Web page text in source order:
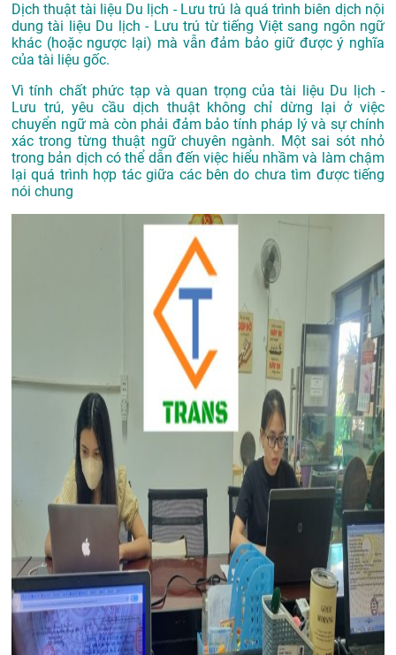
Dịch thuật tài liệu Du lịch - Lưu trú là quá trình biên dịch nội
dung tài liệu Du lịch - Lưu trú từ tiếng Việt sang ngôn ngữ
khác (hoặc ngược lại) mà vẫn đảm bảo giữ được ý nghĩa
của tài liệu gốc.
Vì tính chất phức tạp và quan trọng của tài liệu Du lịch -
Lưu trú, yêu cầu dịch thuật không chỉ dừng lại ở việc
chuyển ngữ mà còn phải đảm bảo tính pháp lý và sự chính
xác trong từng thuật ngữ chuyên ngành. Một sai sót nhỏ
trong bản dịch có thể dẫn đến việc hiểu nhầm và làm chậm
lại quá trình hợp tác giữa các bên do chưa tìm được tiếng
nói chung